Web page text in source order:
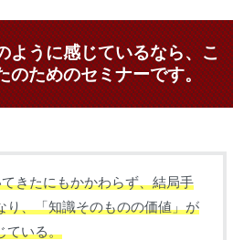
ように感じているなら、こ
のためのセミナーです。
きたにもかかわらず、結局手
り、「知識そのものの価値」が
ている。